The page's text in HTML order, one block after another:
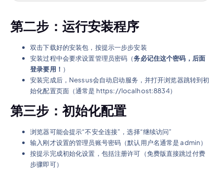
第二步：运行安装程序
双击下载好的安装包，按提示一步步安装
安装过程中会要求设置管理员密码（务必记住这个密码，后面
登录要用！ ）
安装完成后，Nessus会自动启动服务，并打开浏览器跳转到初
始化配置页面（通常是 https://localhost:8834）
第三步：初始化配置
浏览器可能会提示“不安全连接”，选择“继续访问”
输入刚才设置的管理员账号密码（默认用户名通常是 admin）
按提示完成初始化设置，包括注册许可（免费版直接跳过付费
步骤即可）